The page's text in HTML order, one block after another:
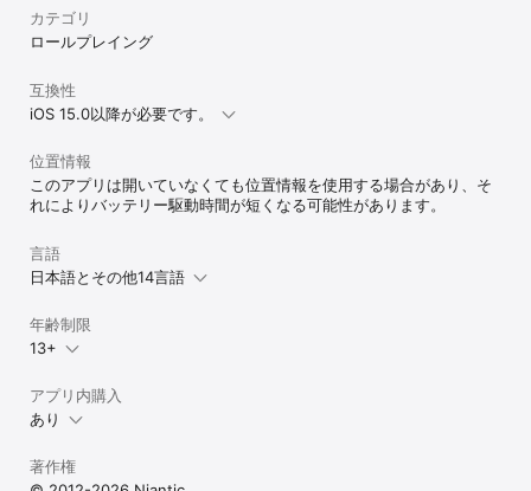
カテゴリ
ロールプレイング
互換性
iOS 15.0以降が必要です。
位置情報
このアプリは開いていなくても位置情報を使用する場合があり、そ
れによりバッテリー駆動時間が短くなる可能性があります。
言語
日本語とその他14言語
年齢制限
13+
アプリ内購入
あり
著作権